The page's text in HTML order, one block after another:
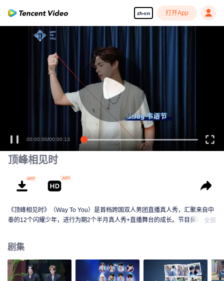
zh-cn 打开App
00:00:00/00:00:13
顶峰相见时
《顶峰相见时》（Way To You）是首档跨国双人男团直播真人秀，汇聚来自中
泰的12个闪耀少年，进行为期2个半月真人秀+直播舞台的成长。节目摒弃传统
将在全球舞台上闪耀出道。
全部
剧集